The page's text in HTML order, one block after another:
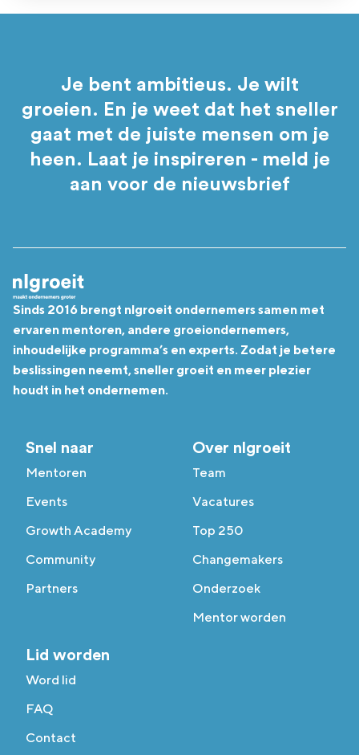
Je bent ambitieus. Je wilt
groeien. En je weet dat het sneller
gaat met de juiste mensen om je
heen. Laat je inspireren - meld je
aan voor de nieuwsbrief
Sinds 2016 brengt nlgroeit ondernemers samen met
ervaren mentoren, andere groeiondernemers,
inhoudelijke programma’s en experts. Zodat je betere
beslissingen neemt, sneller groeit en meer plezier
houdt in het ondernemen.
Snel naar
Mentoren
Events
Growth Academy
Community
Partners
Over nlgroeit
Team
Vacatures
Top 250
Changemakers
Onderzoek
Mentor worden
Lid worden
Word lid
FAQ
Contact